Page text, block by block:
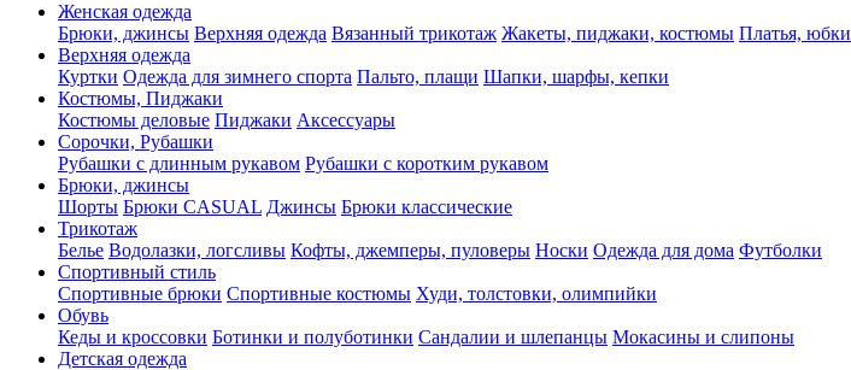
Женская одежда
Брюки, джинсы Верхняя одежда Вязанный трикотаж Жакеты, пиджаки, костюмы Платья, юбки
Верхняя одежда
Куртки Одежда для зимнего спорта Пальто, плащи Шапки, шарфы, кепки
Костюмы, Пиджаки
Костюмы деловые Пиджаки Аксессуары
Сорочки, Рубашки
Рубашки с длинным рукавом Рубашки с коротким рукавом
Брюки, джинсы
Шорты Брюки CASUAL Джинсы Брюки классические
Трикотаж
Белье Водолазки, логсливы Кофты, джемперы, пуловеры Носки Одежда для дома Футболки
Спортивный стиль
Спортивные брюки Спортивные костюмы Худи, толстовки, олимпийки
Обувь
Кеды и кроссовки Ботинки и полуботинки Сандалии и шлепанцы Мокасины и слипоны
Детская одежда